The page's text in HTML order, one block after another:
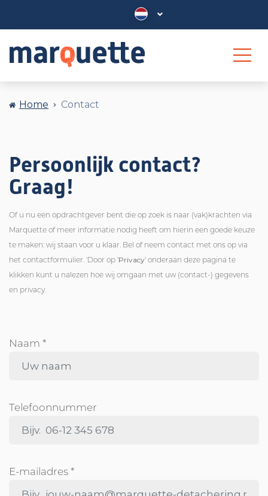
Home Contact
Persoonlijk contact?
Graag!
Of u nu een opdrachtgever bent die op zoek is naar (vak)krachten via
Marquette of meer informatie nodig heeft om hierin een goede keuze
te maken: wij staan voor u klaar. Bel of neem contact met ons op via
het contactformulier. 'Door op 'Privacy' onderaan deze pagina te
klikken kunt u nalezen hoe wij omgaan met uw (contact-) gegevens
en privacy.
Naam *
Telefoonnummer
E-mailadres *